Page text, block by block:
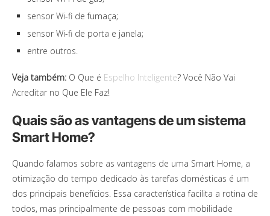
sensor Wi-fi de fumaça;
sensor Wi-fi de porta e janela;
entre outros.
Veja também: O Que é Espelho Inteligente? Você Não Vai
Acreditar no Que Ele Faz!
Quais são as vantagens de um sistema
Smart Home?
Quando falamos sobre as vantagens de uma Smart Home, a
otimização do tempo dedicado às tarefas domésticas é um
dos principais benefícios. Essa característica facilita a rotina de
todos, mas principalmente de pessoas com mobilidade